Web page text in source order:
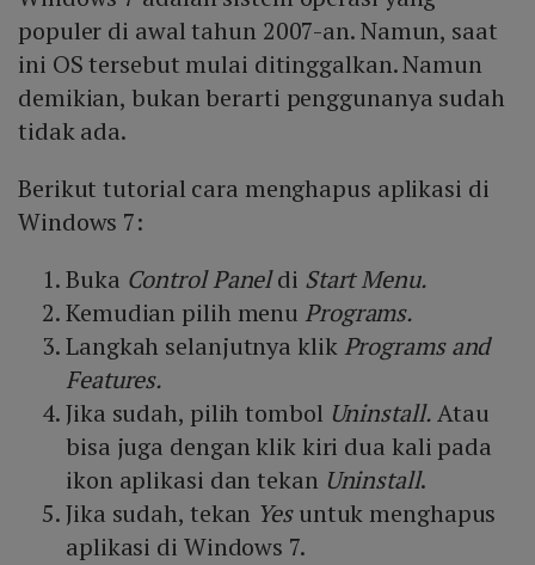
populer di awal tahun 2007-an. Namun, saat
ini OS tersebut mulai ditinggalkan. Namun
demikian, bukan berarti penggunanya sudah
tidak ada.
Berikut tutorial cara menghapus aplikasi di
Windows 7:
Buka Control Paneldi Start Menu.
Kemudian pilih menu Programs.
Langkah selanjutnya klik Programs and
Features.
Jika sudah, pilih tombol Uninstall.Atau
bisa juga dengan klik kiri dua kali pada
ikon aplikasi dan tekan Uninstall.
Jika sudah, tekan Yesuntuk menghapus
aplikasi di Windows 7.